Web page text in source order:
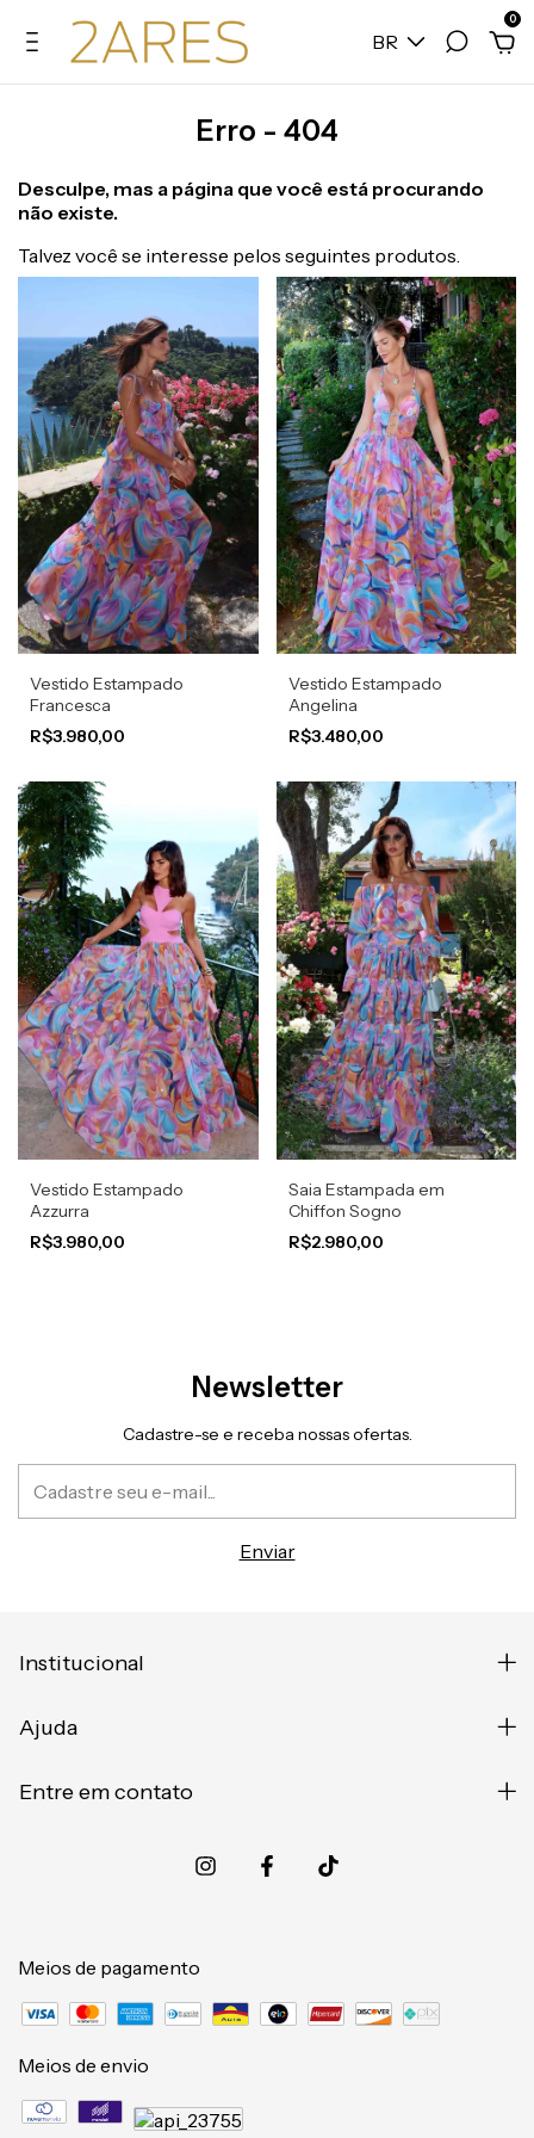
BR
0
Erro - 404
Desculpe, mas a página que você está procurando
não existe.
Talvez você se interesse pelos seguintes produtos.
Vestido Estampado
Francesca
R$3.980,00
Vestido Estampado
Angelina
R$3.480,00
Vestido Estampado
Azzurra
R$3.980,00
Saia Estampada em
Chiffon Sogno
R$2.980,00
Newsletter
Cadastre-se e receba nossas ofertas.
Institucional
Ajuda
Entre em contato
Meios de pagamento
Meios de envio